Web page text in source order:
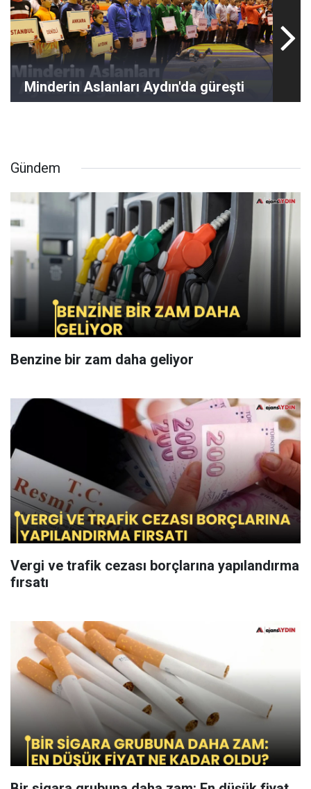
Minderin Aslanları Aydın'da güreşti
Gündem
Benzine bir zam daha geliyor
Vergi ve trafik cezası borçlarına yapılandırma
fırsatı